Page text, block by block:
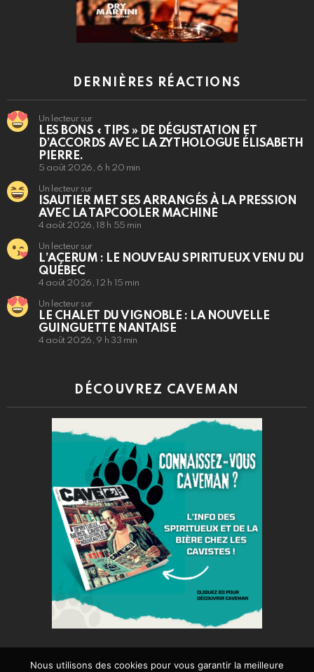
DERNIÈRES RÉACTIONS
Un lecteur sur
LES BONS « TIPS » DE DÉGUSTATION ET
D’ACCORDS AVEC LA ZYTHOLOGUE ÉLISABETH
PIERRE.
5 août 2026, 6 h 20 min
Un lecteur sur
ISAUTIER MET SES ARRANGÉS À LA PRESSION
AVEC LA TAPCOOLER MACHINE
4 août 2026, 18 h 55 min
Un lecteur sur
L’ACERUM : LE NOUVEAU SPIRITUEUX VENU DU
QUÉBEC
4 août 2026, 12 h 15 min
Un lecteur sur
LE CHALET DU VIGNOBLE : LA NOUVELLE
GUINGUETTE NANTAISE
4 août 2026, 9 h 33 min
DÉCOUVREZ CAVEMAN
Nous utilisons des cookies pour vous garantir la meilleure